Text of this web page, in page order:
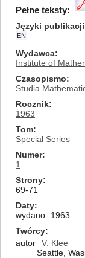
Pełne teksty:
Języki publikacji
EN
Wydawca
Institute of
Czasopismo
Studia
Rocznik
1963
Tom
Special Series
Numer
1
Strony
69-71
Daty
wydano
1963
Twórcy
autor
V. Klee
Seattle,